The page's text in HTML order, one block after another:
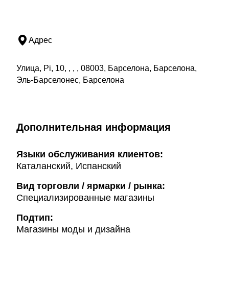
Адрес
Улица, Pi, 10, , , , 08003, Барселона, Барселона,
Эль-Барселонес, Барселона
Дополнительная информация
Языки обслуживания клиентов:
Каталанский, Испанский
Вид торговли / ярмарки / рынка:
Специализированные магазины
Подтип:
Магазины моды и дизайна